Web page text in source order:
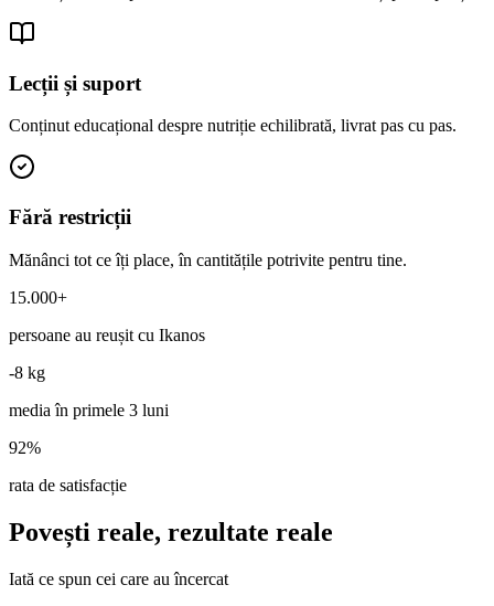
Lecții și suport
Conținut educațional despre nutriție echilibrată, livrat pas cu pas.
Fără restricții
Mănânci tot ce îți place, în cantitățile potrivite pentru tine.
15.000+
persoane au reușit cu Ikanos
-8 kg
media în primele 3 luni
92%
rata de satisfacție
Povești reale, rezultate reale
Iată ce spun cei care au încercat